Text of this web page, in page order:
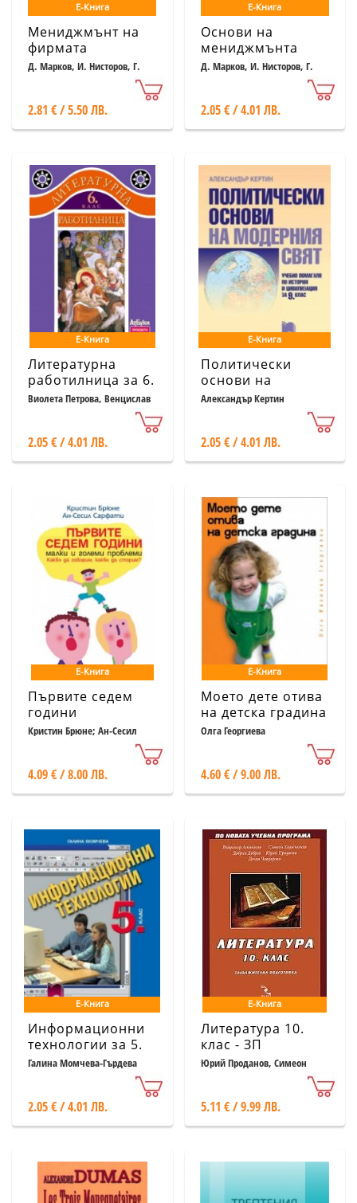
Е-Книга
Мениджмънт на
фирмата
Д. Марков, И. Нисторов, Г.
2.81 € / 5.50 ЛВ.
Е-Книга
Основи на
мениджмънта
Д. Марков, И. Нисторов, Г.
2.05 € / 4.01 ЛВ.
Е-Книга
Литературна
работилница за 6.
клас
Виолета Петрова, Венцислав
2.05 € / 4.01 ЛВ.
Е-Книга
Политически
основи на
модерния свят —
учебно помагало
цивилизация за 9.
клас
Александър Кертин
2.05 € / 4.01 ЛВ.
Е-Книга
Първите седем
години
Кристин Брюне; Ан-Сесил
4.09 € / 8.00 ЛВ.
Е-Книга
Моето дете отива
на детска градина
Олга Георгиева
4.60 € / 9.00 ЛВ.
Е-Книга
Информационни
технологии за 5.
клас
Галина Момчева-Гърдева
2.05 € / 4.01 ЛВ.
Е-Книга
Литература 10.
клас - ЗП
Юрий Проданов, Симеон
Хаджикосев, Добрин Добрев,
Дечка Чавдарова, Владимир
5.11 € / 9.99 ЛВ.